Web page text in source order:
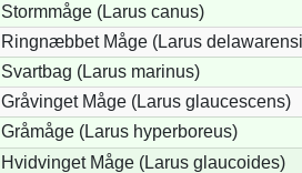
Stormmåge (Larus canus)
Ringnæbbet Måge (Larus
Svartbag (Larus marinus)
Gråvinget Måge (Larus glaucescens)
Gråmåge (Larus hyperboreus)
Hvidvinget Måge (Larus glaucoides)